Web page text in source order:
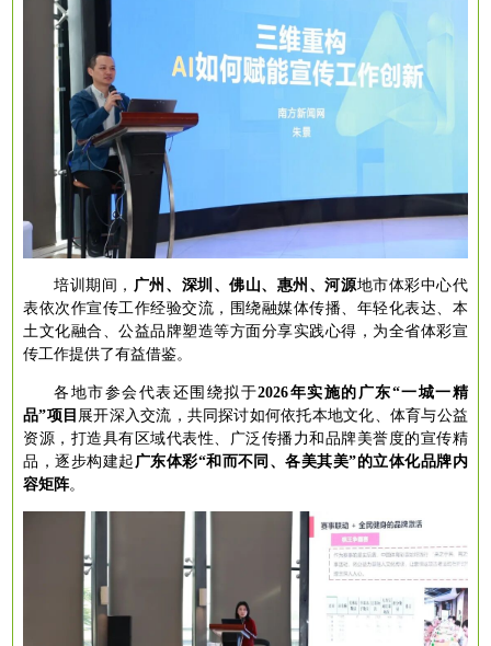
培训期间， 广州、深圳、佛山、惠州、河源地市体彩中心代
表依次作宣传工作经验交流，围绕融媒体传播、年轻化表达、本
土文化融合、公益品牌塑造等方面分享实践心得，为全省体彩宣
传工作提供了有益借鉴。
各地市参会代表还围绕拟于2026年实施的广东“一城一精
品”项目 展开深入交流，共同探讨如何依托本地文化、体育与公益
资源，打造具有区域代表性、广泛传播力和品牌美誉度的宣传精
品，逐步构建起 广东体彩“和而不同、各美其美”的立体化品牌内
容矩阵。